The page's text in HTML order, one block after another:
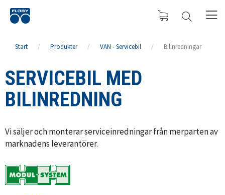
Start / Produkter / VAN - Servicebil / Bilinredningar
SERVICEBIL MED
BILINREDNING
Vi säljer och monterar serviceinredningar från merparten av
marknadens leverantörer.